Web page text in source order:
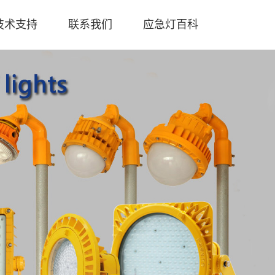
术支持 联系我们 应急灯百科